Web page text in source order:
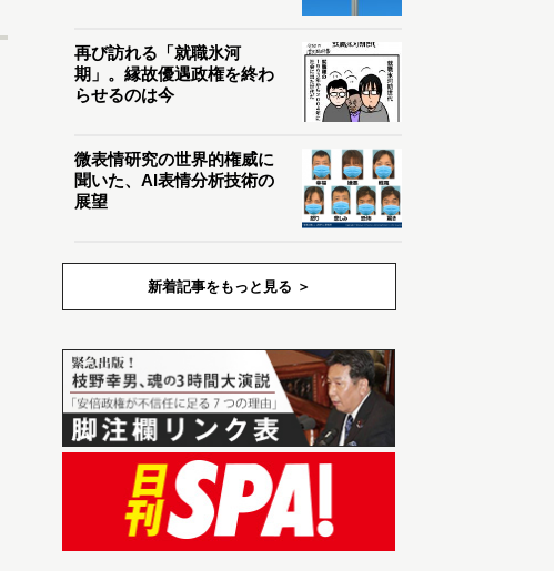
再び訪れる「就職氷河
期」。縁故優遇政権を終わ
らせるのは今
微表情研究の世界的権威に
聞いた、AI表情分析技術の
展望
新着記事をもっと見る